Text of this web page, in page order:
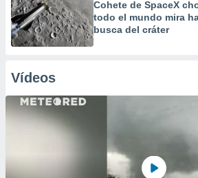
Cohete de SpaceX
todo el mundo mira
busca del cráter
Vídeos